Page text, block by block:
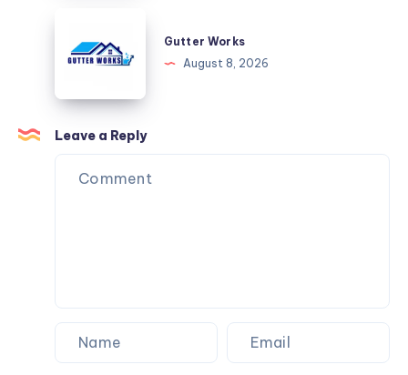
Age
Their
Extra
Special
Works
Gutter Works
August 8, 2026
Leave a Reply